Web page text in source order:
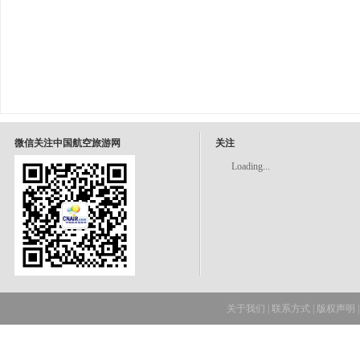
微信关注中国航空旅游网 关注
Loading...
关于我们 联系方式 版权声明